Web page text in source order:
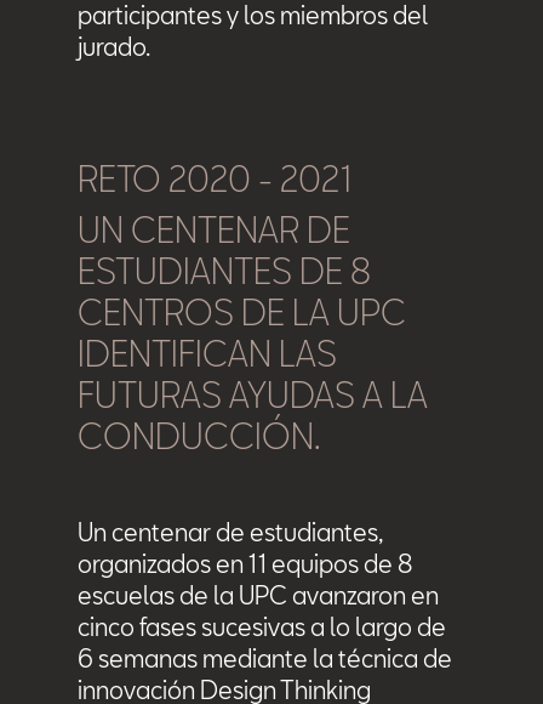
participantes y los miembros del
jurado.
RETO 2020 - 2021
UN CENTENAR DE
ESTUDIANTES DE 8
CENTROS DE LA UPC
IDENTIFICAN LAS
FUTURAS AYUDAS A LA
CONDUCCIÓN.
Un centenar de estudiantes,
organizados en 11 equipos de 8
escuelas de la UPC avanzaron en
cinco fases sucesivas a lo largo de
6 semanas mediante la técnica de
innovación Design Thinking